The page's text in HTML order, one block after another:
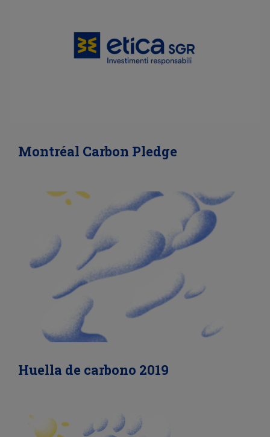
Montréal Carbon Pledge
Huella de carbono 2019